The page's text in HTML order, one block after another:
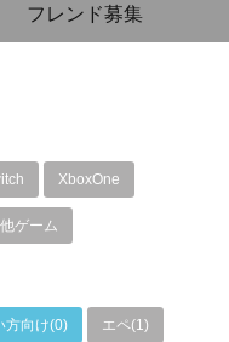
フレンド募集
XboxOne
ゲーム
方向け(0) エペ(1)